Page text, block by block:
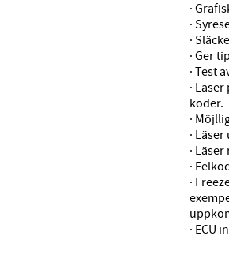
·
·
·
· Ger
· Test
·
koder.
·
·
·
·
·
· ECU